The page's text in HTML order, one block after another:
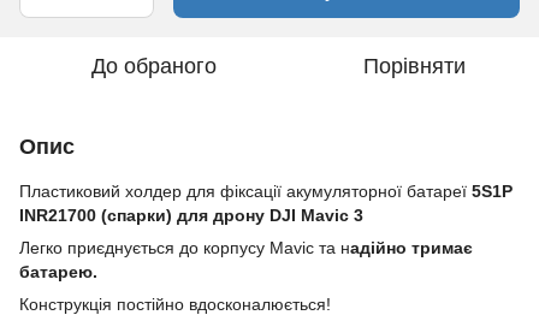
До обраного Порівняти
Опис
Пластиковий холдер для фіксації акумуляторної батареї 5S1P
INR21700 (спарки) для дрону DJI Mavic 3
Легко приєднується до корпусу Mavic та надійно тримає
батарею.
Конструкція постійно вдосконалюється!